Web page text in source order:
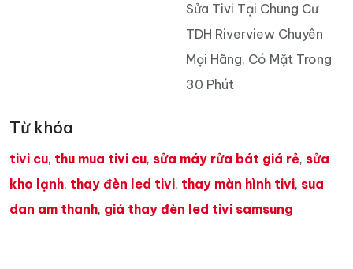
Sửa Tivi Tại Chung Cư
TDH Riverview Chuyên
Mọi Hãng, Có Mặt Trong
30 Phút
Từ khóa
tivi cu, thu mua tivi cu, sửa máy rửa bát giá rẻ, sửa
kho lạnh, thay đèn led tivi, thay màn hình tivi, sua
dan am thanh, giá thay đèn led tivi samsung